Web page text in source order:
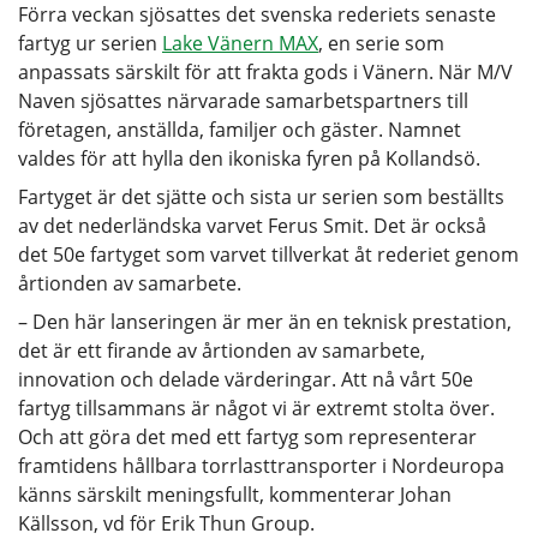
Förra veckan sjösattes det svenska rederiets senaste
fartyg ur serien Lake Vänern MAX, en serie som
anpassats särskilt för att frakta gods i Vänern. När M/V
Naven sjösattes närvarade samarbetspartners till
företagen, anställda, familjer och gäster. Namnet
valdes för att hylla den ikoniska fyren på Kollandsö.
Fartyget är det sjätte och sista ur serien som beställts
av det nederländska varvet Ferus Smit. Det är också
det 50e fartyget som varvet tillverkat åt rederiet genom
årtionden av samarbete.
– Den här lanseringen är mer än en teknisk prestation,
det är ett firande av årtionden av samarbete,
innovation och delade värderingar. Att nå vårt 50e
fartyg tillsammans är något vi är extremt stolta över.
Och att göra det med ett fartyg som representerar
framtidens hållbara torrlasttransporter i Nordeuropa
känns särskilt meningsfullt, kommenterar Johan
Källsson, vd för Erik Thun Group.